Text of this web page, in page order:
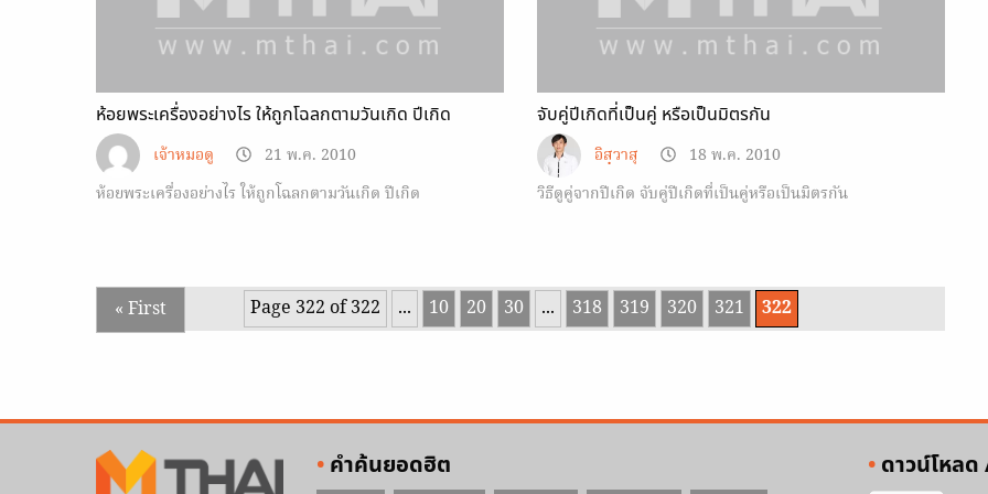
ห้อยพระเครื่องอย่างไร ให้ถูกโฉลกตามวันเกิด ปีเกิด
เจ้าหมอดู
21 พ.ค. 2010
ห้อยพระเครื่องอย่างไร ให้ถูกโฉลกตามวันเกิด ปีเกิด
จับคู่ปีเกิดที่เป็นคู่ หรือเป็นมิตรกัน
อิสฺวาสุ
18 พ.ค. 2010
วิธีดูคู่จากปีเกิด จับคู่ปีเกิดที่เป็นคู่หรือเป็นมิตรกัน
Page 322 of 322
« First ... 10 20 30 ... 318 319 320 321 322
คำค้นยอดฮิต ดาวน์โหล